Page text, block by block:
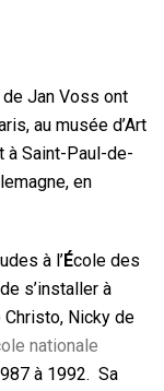
Jan Voss ont
au musée d’Art
à Saint-Paul-de-
en
à l’École des
s’installer à
Nicky de
nationale
à 1992. Sa